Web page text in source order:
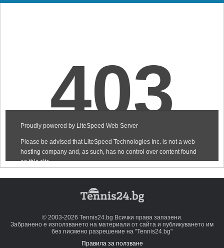
© 2003-2026 Tennis24.bg Всички права запазени.
Забранено е използването на материали от сайта и публикуването им
без писмено разрешение на "Tennis24.bg"
Правила за ползване